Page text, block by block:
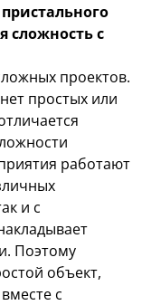
сложность с
проектов.
простых или
работают
и с
Поэтому
объект,
с